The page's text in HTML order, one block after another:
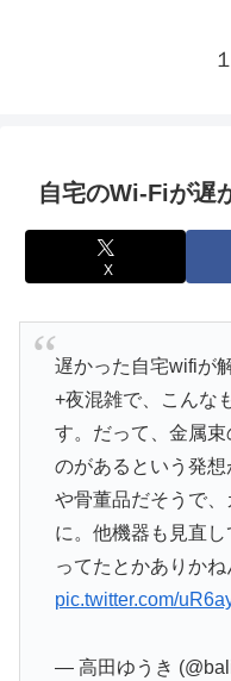
自宅のWi-Fiが遅
X
遅かった自宅wifiが
+夜混雑で、こんな
す。だって、金属
のがあるという発
や骨董品だそうで
に。他機器も見直
ってたとかありかね
pic.twitter.com/
— 高田ゆうき